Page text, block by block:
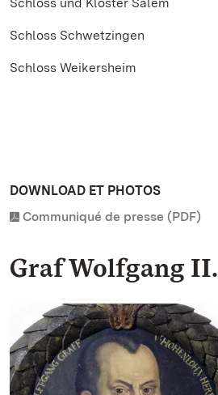
Schloss Schwetzingen
Schloss Weikersheim
DOWNLOAD ET PHOTOS
Communiqué de presse (PDF)
Graf Wolfgang II.